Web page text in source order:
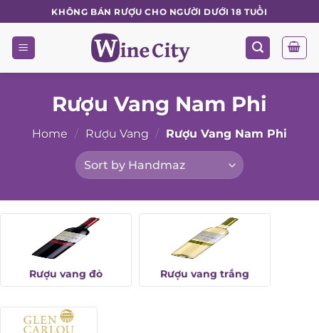
to
content
KHÔNG BÁN RƯỢU CHO NGƯỜI DƯỚI 18 TUỔI
Rượu Vang Nam Phi
Home / Rượu Vang / Rượu Vang Nam Phi
Rượu vang đỏ Rượu vang trắng